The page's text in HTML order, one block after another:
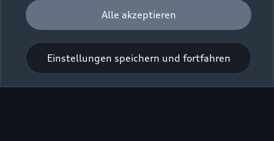
Alle akzeptieren
Einstellungen speichern und fortfahren
Öffnungszeiten
Service